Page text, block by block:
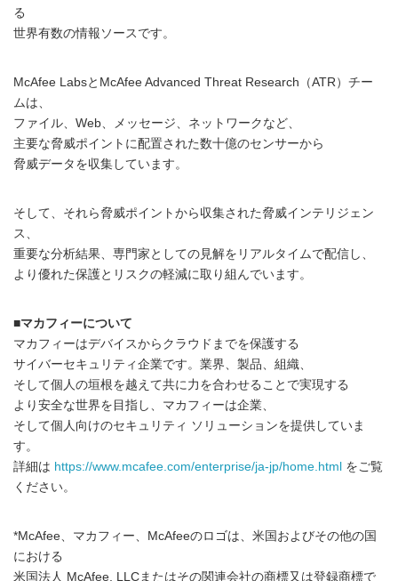
る
世界有数の情報ソースです。
McAfee LabsとMcAfee Advanced Threat Research（ATR）チー
ムは、
ファイル、Web、メッセージ、ネットワークなど、
主要な脅威ポイントに配置された数十億のセンサーから
脅威データを収集しています。
そして、それら脅威ポイントから収集された脅威インテリジェン
ス、
重要な分析結果、専門家としての見解をリアルタイムで配信し、
より優れた保護とリスクの軽減に取り組んでいます。
■マカフィーについて
マカフィーはデバイスからクラウドまでを保護する
サイバーセキュリティ企業です。業界、製品、組織、
そして個人の垣根を越えて共に力を合わせることで実現する
より安全な世界を目指し、マカフィーは企業、
そして個人向けのセキュリティ ソリューションを提供していま
す。
詳細は https://www.mcafee.com/enterprise/ja-jp/home.html をご覧
ください。
*McAfee、マカフィー、McAfeeのロゴは、米国およびその他の国
における
米国法人 McAfee, LLCまたはその関連会社の商標又は登録商標で